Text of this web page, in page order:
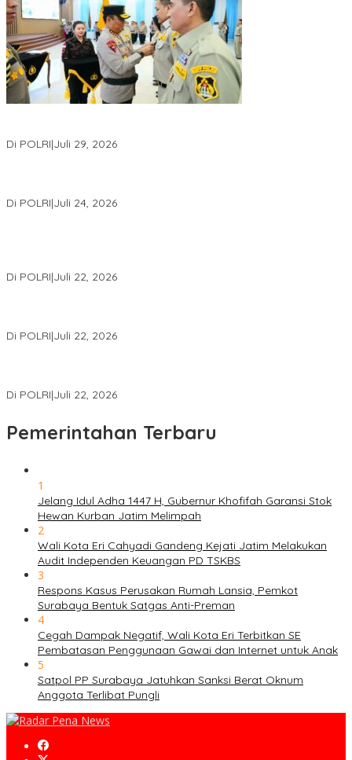
Di POLRI|Juli 29, 2026
Di POLRI|Juli 24, 2026
Di POLRI|Juli 22, 2026
Di POLRI|Juli 22, 2026
Di POLRI|Juli 22, 2026
Pemerintahan Terbaru
1
Jelang Idul Adha 1447 H, Gubernur Khofifah Garansi Stok
Hewan Kurban Jatim Melimpah
2
Wali Kota Eri Cahyadi Gandeng Kejati Jatim Melakukan
Audit Independen Keuangan PD TSKBS
3
Respons Kasus Perusakan Rumah Lansia, Pemkot
Surabaya Bentuk Satgas Anti-Preman
4
Cegah Dampak Negatif, Wali Kota Eri Terbitkan SE
Pembatasan Penggunaan Gawai dan Internet untuk Anak
5
Satpol PP Surabaya Jatuhkan Sanksi Berat Oknum
Anggota Terlibat Pungli